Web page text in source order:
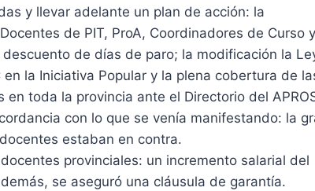
y llevar adelante un plan de acción: la
de PIT, ProA, Coordinadores de Curso y
de días de paro; la modificación la
la Iniciativa Popular y la plena cobertura de
toda la provincia ante el Directorio del
con lo que se venía manifestando: la
estaban en contra.
provinciales: un incremento salarial del
se aseguró una cláusula de garantía.